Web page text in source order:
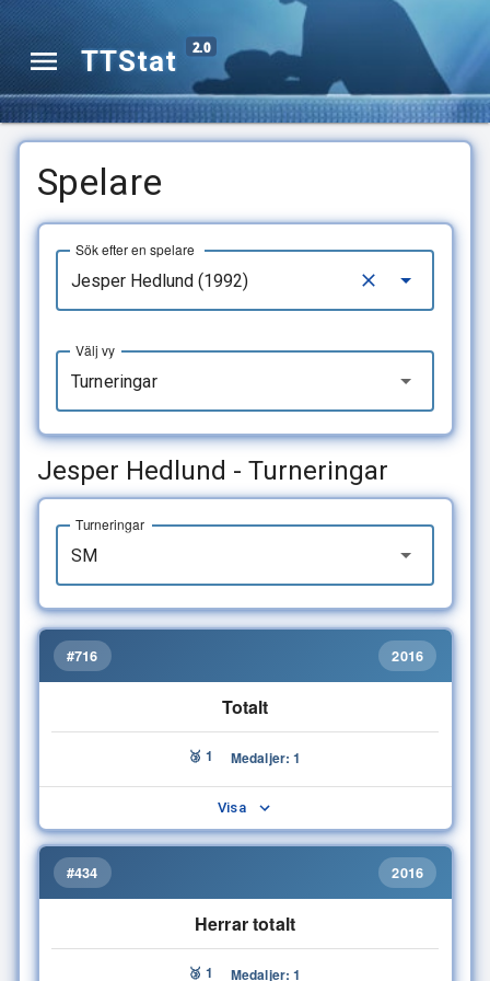
TTStat 2.0
Spelare
Sök efter en spelare
Turneringar
Välj vy
Jesper Hedlund - Turneringar
Turneringar
#716 2016
Totalt
🥉 1 Medaljer: 1
Visa
#434 2016
Herrar totalt
🥉 1 Medaljer: 1